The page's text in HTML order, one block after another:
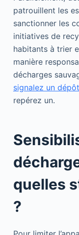
patrouillent les
sanctionner les
initiatives de
habitants à trier
manière
décharges
signalez un
repérez un.
quelles
?